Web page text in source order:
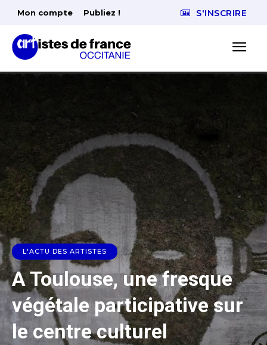
Mon compte Publiez ! S'INSCRIRE
L'ACTU DES ARTISTES
A Toulouse, une fresque
végétale participative sur
le centre culturel